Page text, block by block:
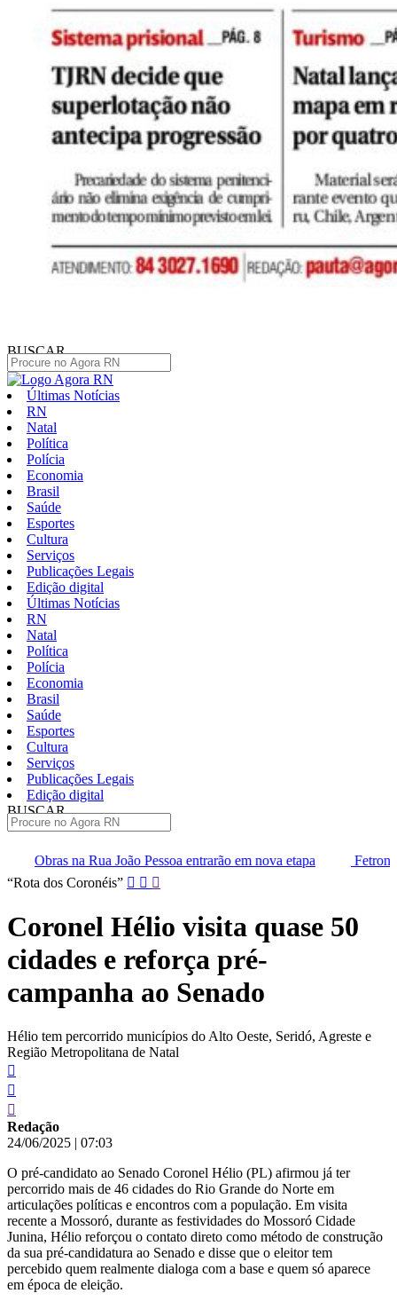
BUSCAR
Últimas Notícias
RN
Natal
Política
Polícia
Economia
Brasil
Saúde
Esportes
Cultura
Serviços
Publicações Legais
Edição digital
Últimas Notícias
RN
Natal
Política
Polícia
Economia
Brasil
Saúde
Esportes
Cultura
Serviços
Publicações Legais
Edição digital
BUSCAR
Pessoa entrarão em nova etapa
Fetronor leva agenda do
Pular
conteúdo
“Rota dos Coronéis”
Coronel Hélio visita quase 50
cidades e reforça pré-
campanha ao Senado
Hélio tem percorrido municípios do Alto Oeste, Seridó, Agreste e
Região Metropolitana de Natal
Redação
24/06/2025 | 07:03
O pré-candidato ao Senado Coronel Hélio (PL) afirmou já ter
percorrido mais de 46 cidades do Rio Grande do Norte em
articulações políticas e encontros com a população. Em visita
recente a Mossoró, durante as festividades do Mossoró Cidade
Junina, Hélio reforçou o contato direto como método de construção
da sua pré-candidatura ao Senado e disse que o eleitor tem
percebido quem realmente dialoga com a base e quem só aparece
em época de eleição.